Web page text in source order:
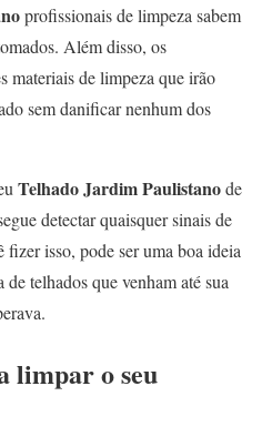
profissionais de limpeza sabem
Além disso, os
materiais de limpeza que irão
sem danificar nenhum dos
Telhado Jardim Paulistanode
detectar quaisquer sinais de
fizer isso, pode ser uma boa ideia
telhados que venham até sua
limpar o seu